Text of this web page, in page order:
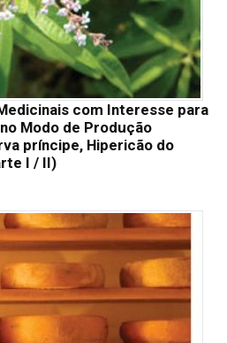
com Interesse para
Modo de Produção
príncipe, Hipericão do
I / II)